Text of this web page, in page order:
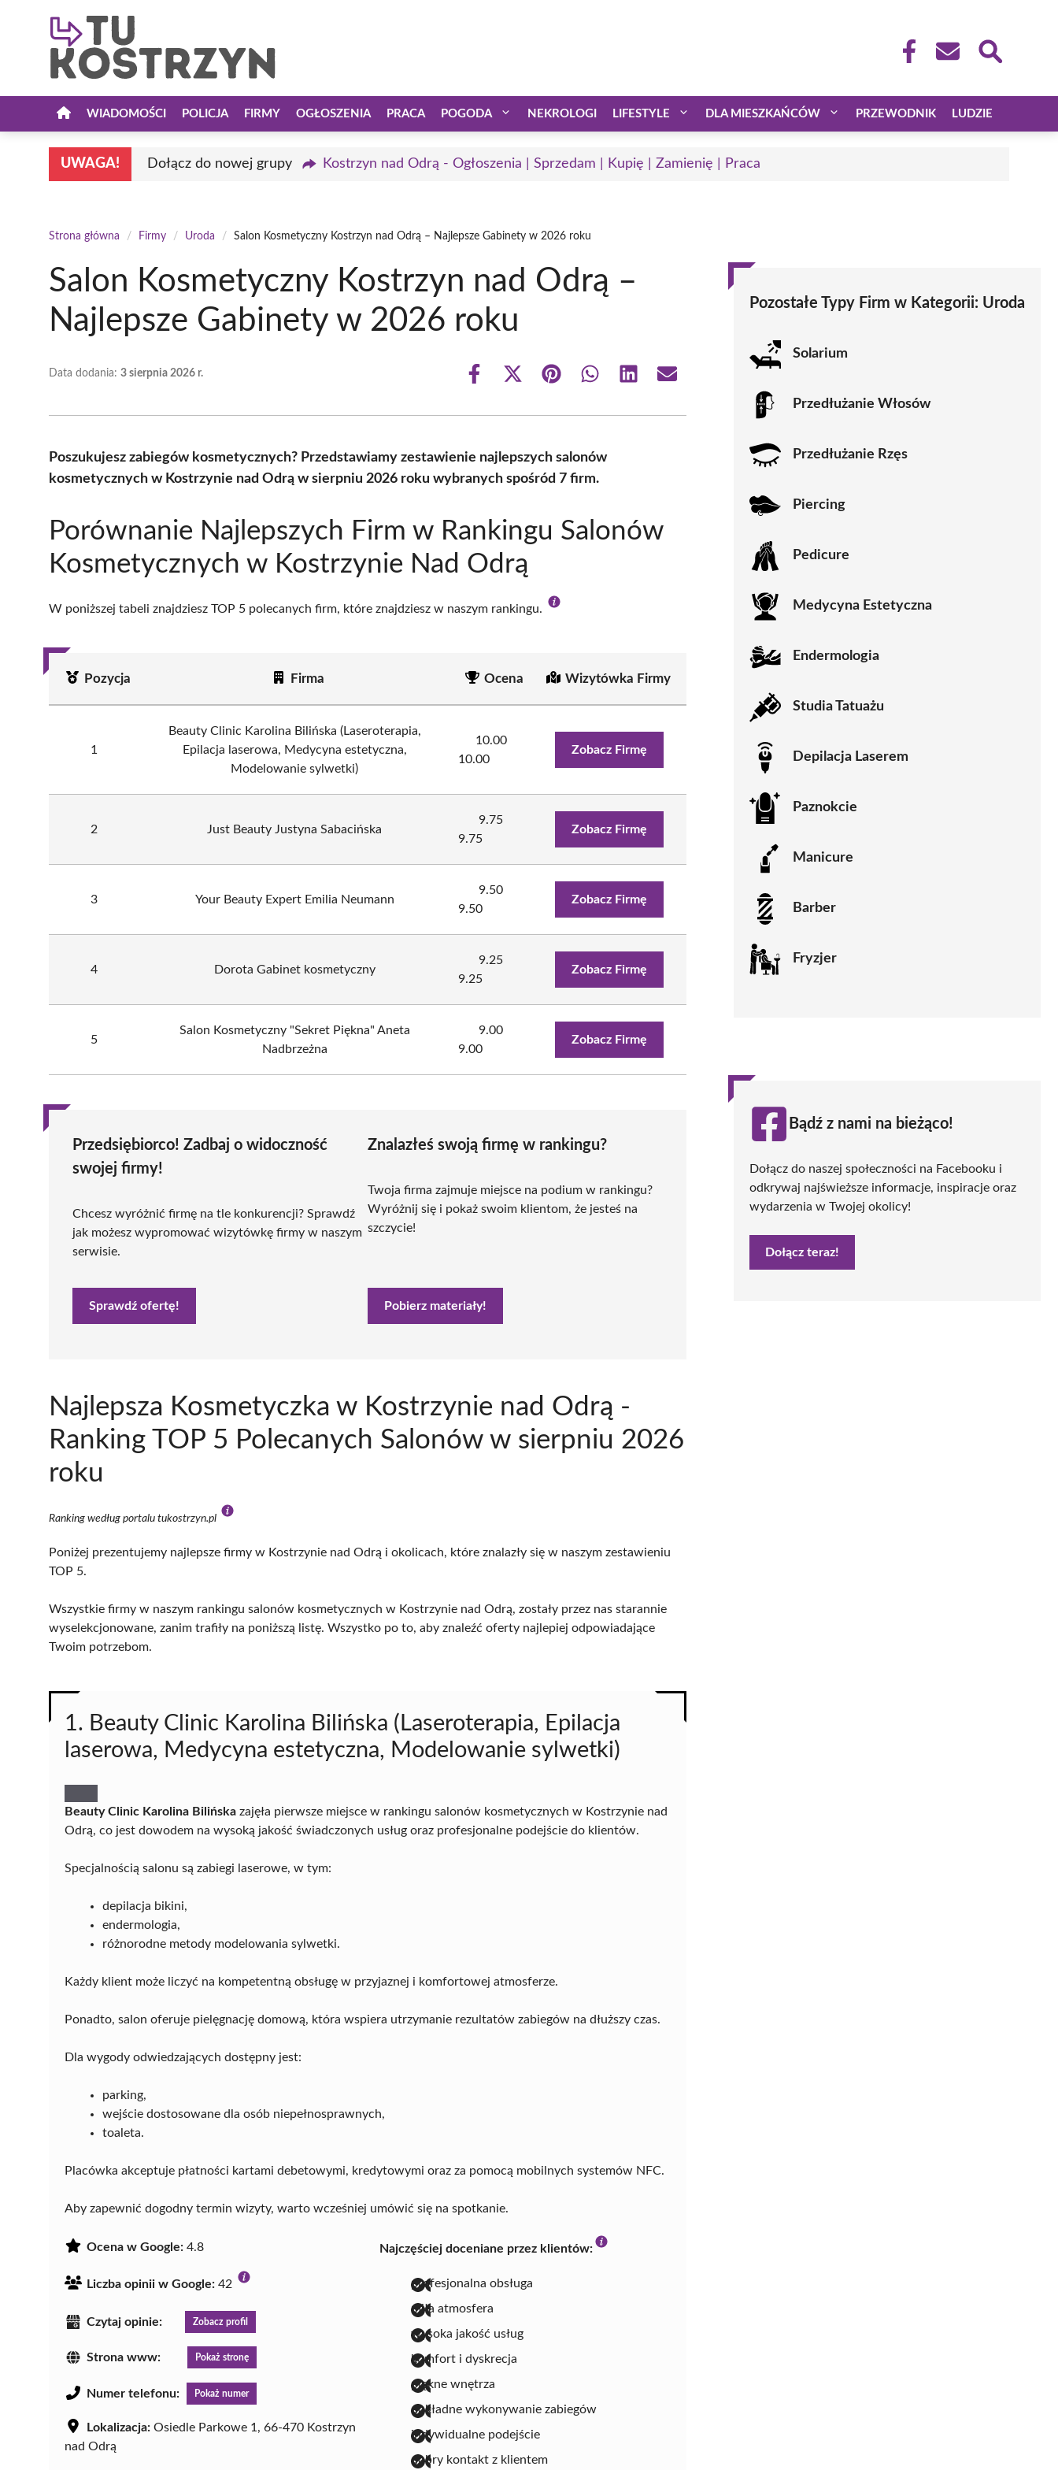
WIADOMOŚCI POLICJA FIRMY OGŁOSZENIA PRACA POGODA NEKROLOGI LIFESTYLE DLA MIESZKAŃCÓW PRZEWODNIK LUDZIE
UWAGA! Dołącz do nowej grupy Kostrzyn nad Odrą - Ogłoszenia | Sprzedam | Kupię | Zamienię | Praca
Strona główna / Firmy / Uroda / Salon Kosmetyczny Kostrzyn nad Odrą – Najlepsze Gabinety w 2026 roku
Salon Kosmetyczny Kostrzyn nad Odrą –
Najlepsze Gabinety w 2026 roku
Data dodania: 3 sierpnia 2026 r.
Share
Share
(Twitter)
Share Share Share Share
Poszukujesz zabiegów kosmetycznych? Przedstawiamy zestawienie najlepszych salonów
kosmetycznych w Kostrzynie nad Odrą w sierpniu 2026 roku wybranych spośród 7 firm.
Porównanie Najlepszych Firm w Rankingu Salonów
Kosmetycznych w Kostrzynie Nad Odrą
W poniższej tabeli znajdziesz TOP 5 polecanych firm, które znajdziesz w naszym rankingu.
Pozycja Firma Ocena Wizytówka Firmy
1
Beauty Clinic Karolina Bilińska (Laseroterapia,
Epilacja laserowa, Medycyna estetyczna,
Modelowanie sylwetki)
10.00
10.00
Zobacz Firmę
2 Just Beauty Justyna Sabacińska
9.75
9.75
Zobacz Firmę
3 Your Beauty Expert Emilia Neumann
9.50
9.50
Zobacz Firmę
4 Dorota Gabinet kosmetyczny
9.25
9.25
Zobacz Firmę
5
Salon Kosmetyczny "Sekret Piękna" Aneta
Nadbrzeżna
9.00
9.00
Zobacz Firmę
Przedsiębiorco! Zadbaj o widoczność
swojej firmy!
Chcesz wyróżnić firmę na tle konkurencji? Sprawdź
jak możesz wypromować wizytówkę firmy w naszym
serwisie.
Sprawdź ofertę!
Znalazłeś swoją firmę w rankingu?
Twoja firma zajmuje miejsce na podium w rankingu?
Wyróżnij się i pokaż swoim klientom, że jesteś na
szczycie!
Pobierz materiały!
Najlepsza Kosmetyczka w Kostrzynie nad Odrą -
Ranking TOP 5 Polecanych Salonów w sierpniu 2026
roku
Ranking według portalu tukostrzyn.pl
Poniżej prezentujemy najlepsze firmy w Kostrzynie nad Odrą i okolicach, które znalazły się w naszym zestawieniu
TOP 5.
Wszystkie firmy w naszym rankingu salonów kosmetycznych w Kostrzynie nad Odrą, zostały przez nas starannie
wyselekcjonowane, zanim trafiły na poniższą listę. Wszystko po to, aby znaleźć oferty najlepiej odpowiadające
Twoim potrzebom.
1. Beauty Clinic Karolina Bilińska (Laseroterapia, Epilacja
laserowa, Medycyna estetyczna, Modelowanie sylwetki)
Beauty Clinic Karolina Bilińska zajęła pierwsze miejsce w rankingu salonów kosmetycznych w Kostrzynie nad
Odrą, co jest dowodem na wysoką jakość świadczonych usług oraz profesjonalne podejście do klientów.
Specjalnością salonu są zabiegi laserowe, w tym:
depilacja bikini,
endermologia,
różnorodne metody modelowania sylwetki.
Każdy klient może liczyć na kompetentną obsługę w przyjaznej i komfortowej atmosferze.
Ponadto, salon oferuje pielęgnację domową, która wspiera utrzymanie rezultatów zabiegów na dłuższy czas.
Dla wygody odwiedzających dostępny jest:
parking,
wejście dostosowane dla osób niepełnosprawnych,
toaleta.
Placówka akceptuje płatności kartami debetowymi, kredytowymi oraz za pomocą mobilnych systemów NFC.
Aby zapewnić dogodny termin wizyty, warto wcześniej umówić się na spotkanie.
Ocena w Google: 4.8
Liczba opinii w Google: 42
Czytaj opinie: Zobacz profil
Strona www: Pokaż stronę
Numer telefonu: Pokaż numer
Lokalizacja: Osiedle Parkowe 1, 66-470 Kostrzyn
nad Odrą
Najczęściej doceniane przez klientów:
profesjonalna obsługa
miła atmosfera
wysoka jakość usług
komfort i dyskrecja
piękne wnętrza
dokładne wykonywanie zabiegów
indywidualne podejście
dobry kontakt z klientem
Pozostałe Typy Firm w Kategorii: Uroda
Solarium
Przedłużanie Włosów
Przedłużanie Rzęs
Piercing
Pedicure
Medycyna Estetyczna
Endermologia
Studia Tatuażu
Depilacja Laserem
Paznokcie
Manicure
Barber
Fryzjer
Bądź z nami na bieżąco!
Dołącz do naszej społeczności na Facebooku i
odkrywaj najświeższe informacje, inspiracje oraz
wydarzenia w Twojej okolicy!
Dołącz teraz!